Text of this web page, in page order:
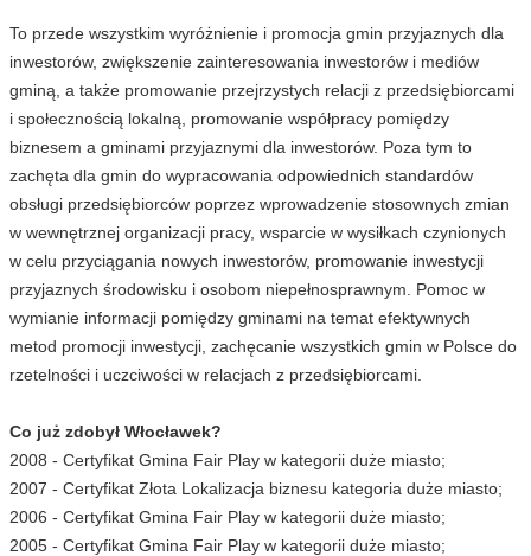
To przede wszystkim wyróżnienie i promocja gmin przyjaznych dla
inwestorów, zwiększenie zainteresowania inwestorów i mediów
gminą, a także promowanie przejrzystych relacji z przedsiębiorcami
i społecznością lokalną, promowanie współpracy pomiędzy
biznesem a gminami przyjaznymi dla inwestorów. Poza tym to
zachęta dla gmin do wypracowania odpowiednich standardów
obsługi przedsiębiorców poprzez wprowadzenie stosownych zmian
w wewnętrznej organizacji pracy, wsparcie w wysiłkach czynionych
w celu przyciągania nowych inwestorów, promowanie inwestycji
przyjaznych środowisku i osobom niepełnosprawnym. Pomoc w
wymianie informacji pomiędzy gminami na temat efektywnych
metod promocji inwestycji, zachęcanie wszystkich gmin w Polsce do
rzetelności i uczciwości w relacjach z przedsiębiorcami.
Co już zdobył Włocławek?
2008 - Certyfikat Gmina Fair Play w kategorii duże miasto;
2007 - Certyfikat Złota Lokalizacja biznesu kategoria duże miasto;
2006 - Certyfikat Gmina Fair Play w kategorii duże miasto;
2005 - Certyfikat Gmina Fair Play w kategorii duże miasto;